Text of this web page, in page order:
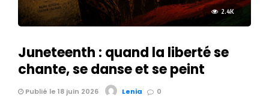
2.4K
Juneteenth : quand la liberté se
chante, se danse et se peint
Publié le 18 juin 2026 Lenia 0